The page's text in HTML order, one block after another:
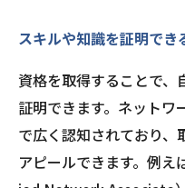
スキルや知識を証明でき
資格を取得することで、
証明できます。ネットワ
で広く認知されており、
アピールできます。例